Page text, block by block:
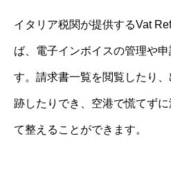
イタリア税関が提供するVat
ば、電子インボイスの管理や
す。請求書一覧を閲覧したり
跡したりでき、空港で慌てず
て整えることができます。